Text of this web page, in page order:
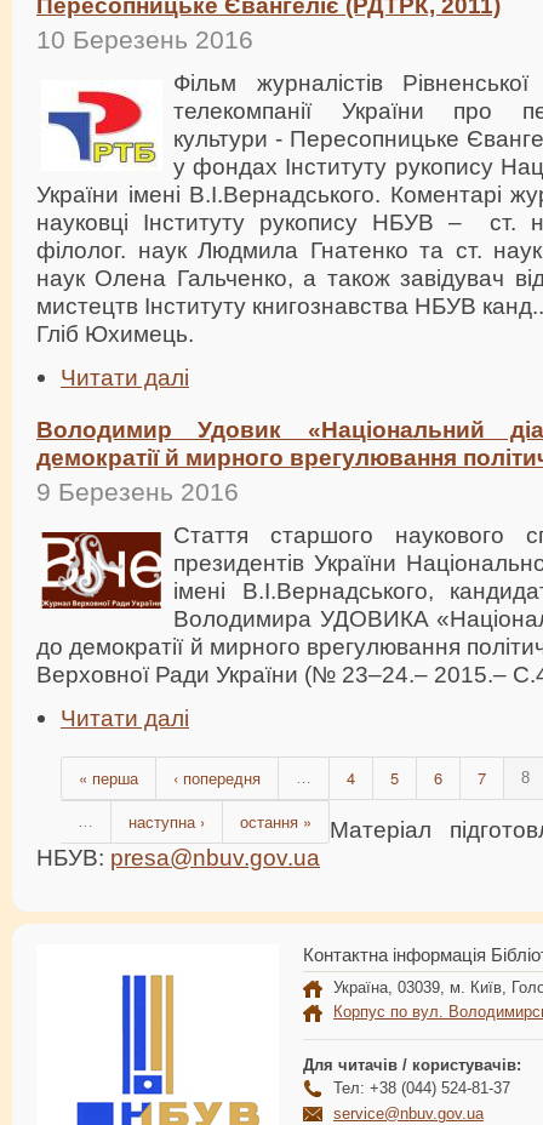
10 Березень 2016
Фільм журналістів Рівненської
телекомпанії України про
культури - Пересопницьке
у фондах Інституту рукопису
України імені В.І.Вернадського. Коментарі
науковці Інституту рукопису НБУВ – ст.
філолог. наук Людмила Гнатенко та ст.
наук Олена Гальченко, а також завідувач
мистецтв Інституту книгознавства НБУВ
Гліб Юхимець.
Читати далі
Володимир Удовик «Національний
демократії й мирного врегулювання
9 Березень 2016
Стаття старшого наукового
президентів України
імені В.І.Вернадського,
Володимира УДОВИКА
до демократії й мирного врегулювання
Верховної Ради України (№ 23–24.– 2015.–
Читати далі
« перша ‹ попередня 4 5 6 7 8
наступна › остання »
Матеріал
НБУВ: presa@nbuv.gov.ua
Контактна інформація
Україна, 03039, м. Київ,
Корпус по вул.
Для читачів / користувачів:
Тел: +38 (044) 524-81-37
service@nbuv.gov.ua